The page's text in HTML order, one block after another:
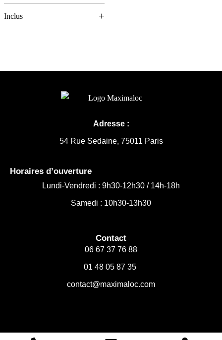
Inclus
Adresse :
54 Rue Sedaine, 75011 Paris
Horaires d’ouverture
Lundi-Vendredi : 9h30-12h30 / 14h-18h
Samedi : 10h30-13h30
Contact
06 67 37 76 88
01 48 05 87 35
contact@maximaloc.com